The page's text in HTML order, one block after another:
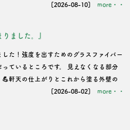
[2026-08-10] more・・
ました。』
た！強度を出すためのグラスファイバー
ているところです。 見えなくなる部分
軒天の仕上がりとこれから塗る外壁の
[2026-08-02] more・・